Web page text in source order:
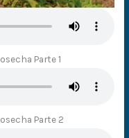
Parte 1
Parte 2